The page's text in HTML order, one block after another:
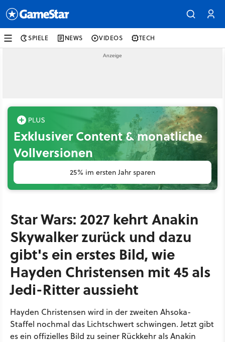
SPIELE NEWS VIDEOS TECH
Exklusiver Content & monatliche
Vollversionen
25% im ersten Jahr sparen
Star Wars: 2027 kehrt Anakin
Skywalker zurück und dazu
gibt's ein erstes Bild, wie
Hayden Christensen mit 45 als
Jedi-Ritter aussieht
Hayden Christensen wird in der zweiten Ahsoka-
Staffel nochmal das Lichtschwert schwingen. Jetzt gibt
es ein offizielles Bild zu seiner Rückkehr als Anakin